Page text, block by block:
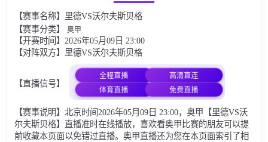
【赛事名称】里德VS沃尔夫斯贝格
【赛事分类】 奥甲
【开赛时间】2026年05月09日 23:00
【对阵双方】里德VS沃尔夫斯贝格
【直播信号】
全程直播
高清直连
体育直播
免费直播
【赛事说明】北京时间2026年05月09日 23:00，奥甲【里德VS沃
尔夫斯贝格】直播准时在线播放，喜欢看奥甲比赛的朋友可以提
前收藏本页面以免错过直播。奥甲直播还为您在本页面索引了相